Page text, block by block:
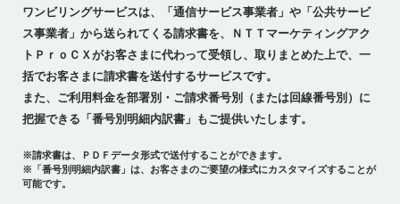
ワンビリングサービスは、「通信サービス事業者」や「公共サービ
ス事業者」から送られてくる請求書を、
ＮＴＴマーケティングアク
トＰｒｏＣＸがお客さまに代わって受領し、取りまとめた上で、 一
括でお客さまに請求書を送付するサービスです。
また、ご利用料金を部署別・ご請求番号別（または回線番号別）に
把握できる「番号別明細内訳書」もご提供いたします。
※請求書は、ＰＤＦデータ形式で送付することができます。
※「番号別明細内訳書」は、お客さまのご要望の様式にカスタマイズすることが
可能です。